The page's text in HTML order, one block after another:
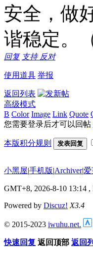
安全，做
谐稳定。
回复 支持 反对
使用道具 举报
返回列表
高级模式
B Color Image Link Quote
您需要登录后才可以回帖
本版积分规则 发表回复
小黑屋|手机版|Archiver|
GMT+8, 2026-8-10 13:14 ,
Powered by Discuz! X3.4
© 2015-2023 iwuhu.net.
快速回复 返回顶部 返回